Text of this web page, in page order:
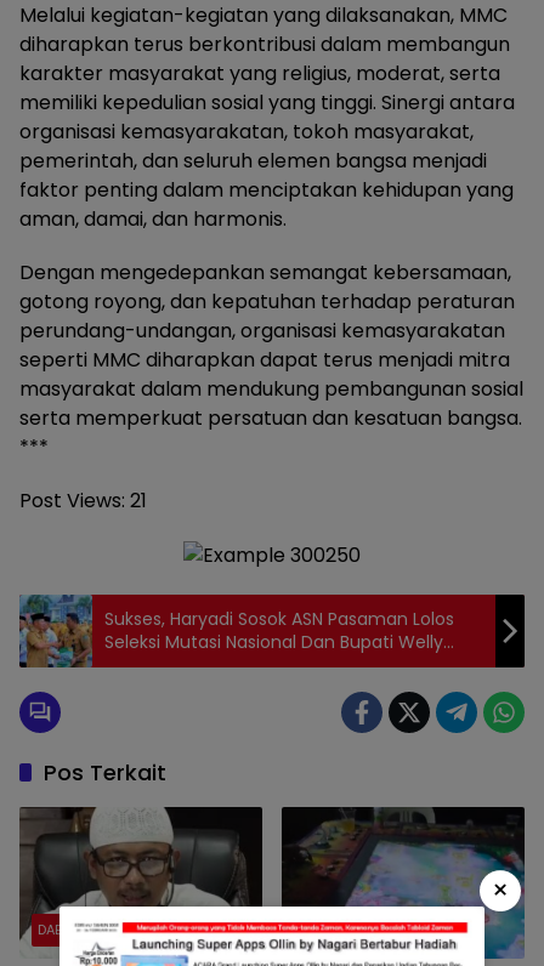
Melalui kegiatan-kegiatan yang dilaksanakan, MMC
diharapkan terus berkontribusi dalam membangun
karakter masyarakat yang religius, moderat, serta
memiliki kepedulian sosial yang tinggi. Sinergi antara
organisasi kemasyarakatan, tokoh masyarakat,
pemerintah, dan seluruh elemen bangsa menjadi
faktor penting dalam menciptakan kehidupan yang
aman, damai, dan harmonis.
Dengan mengedepankan semangat kebersamaan,
gotong royong, dan kepatuhan terhadap peraturan
perundang-undangan, organisasi kemasyarakatan
seperti MMC diharapkan dapat terus menjadi mitra
masyarakat dalam mendukung pembangunan sosial
serta memperkuat persatuan dan kesatuan bangsa.
***
Post Views: 21
Sukses, Haryadi Sosok ASN Pasaman Lolos
Seleksi Mutasi Nasional Dan Bupati Welly
Melepasnya Ke Kementerian
Pos Terkait
DAERAH DAERAH
×